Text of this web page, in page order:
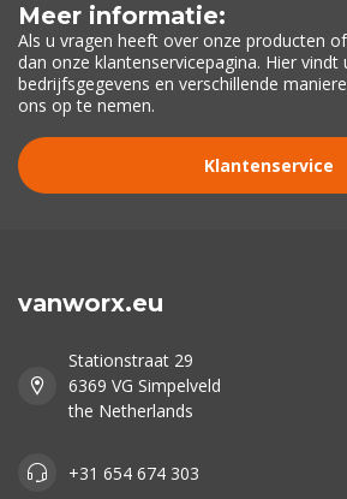
Meer informatie:
Als u vragen heeft over onze producten
dan onze klantenservicepagina. Hier vindt
bedrijfsgegevens en verschillende
ons op te nemen.
Klantenservice
vanworx.eu
Stationstraat 29
6369 VG Simpelveld
the Netherlands
+31 654 674 303